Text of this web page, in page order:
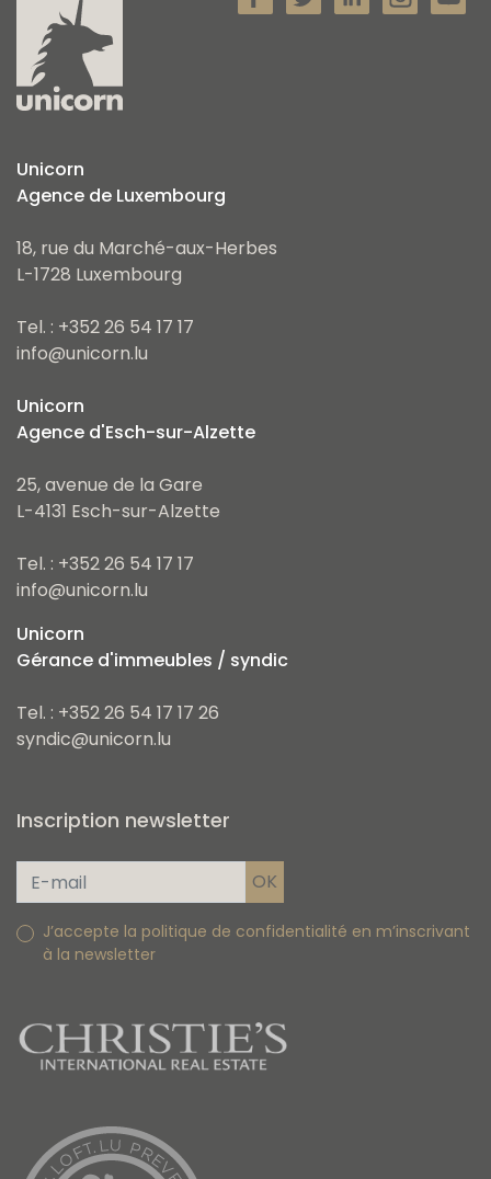
Unicorn
Agence de Luxembourg
18, rue du Marché-aux-Herbes
L-1728 Luxembourg
Tel. : +352 26 54 17 17
info@unicorn.lu
Unicorn
Agence d'Esch-sur-Alzette
25, avenue de la Gare
L-4131 Esch-sur-Alzette
Tel. : +352 26 54 17 17
info@unicorn.lu
Unicorn
Gérance d'immeubles / syndic
Tel. : +352 26 54 17 17 26
syndic@unicorn.lu
Inscription newsletter
J’accepte la politique de confidentialité en m’inscrivant
à la newsletter